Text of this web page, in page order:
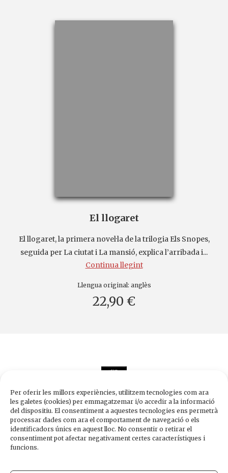
Per oferir les millors experiències, utilitzem tecnologies com ara
les galetes (cookies) per emmagatzemar i/o accedir a la informació
del dispositiu. El consentiment a aquestes tecnologies ens permetrà
processar dades com ara el comportament de navegació o els
identificadors únics en aquest lloc. No consentir o retirar el
consentiment pot afectar negativament certes característiques i
funcions.
El llogaret
El llogaret, la primera novel·la de la trilogia Els Snopes,
seguida per La ciutat i La mansió, explica l’arribada i...
Continua llegint
Llengua original: anglès
22,90 €
Edicions de 1984
Carrer Trafalgar, 10, 2n-2a A
Fax 934 854 375